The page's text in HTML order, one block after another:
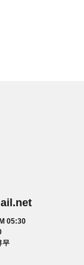
05:30
무